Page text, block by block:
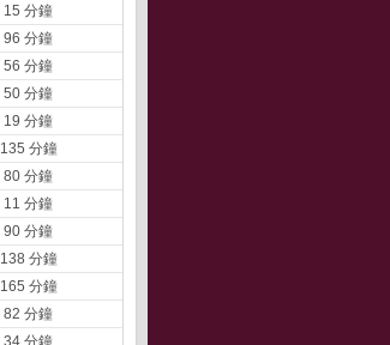
15 分鐘
96 分鐘
56 分鐘
50 分鐘
19 分鐘
135 分鐘
80 分鐘
11 分鐘
90 分鐘
138 分鐘
165 分鐘
82 分鐘
34 分鐘